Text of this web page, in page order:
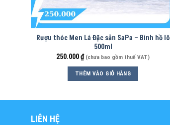
Rượu thóc Men Lá Đặc sản SaPa – Bình hồ lô
500ml
250.000₫ (chưa bao gồm thuế VAT)
THÊM VÀO GIỎ HÀNG
LIÊN HỆ